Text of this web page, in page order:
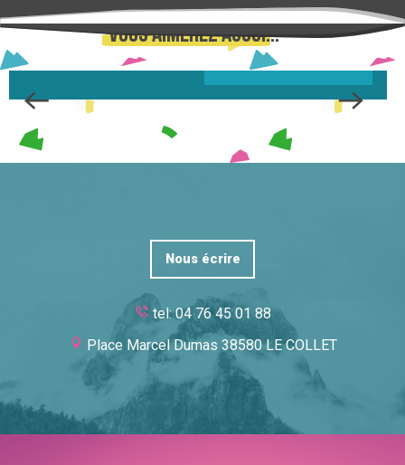
Vous aimerez aussi...
BARBECUES DU LUNDI SOIR
ON VOUS DIT TOUT ...
Nous écrire
tel: 04 76 45 01 88
Place Marcel Dumas 38580 LE COLLET